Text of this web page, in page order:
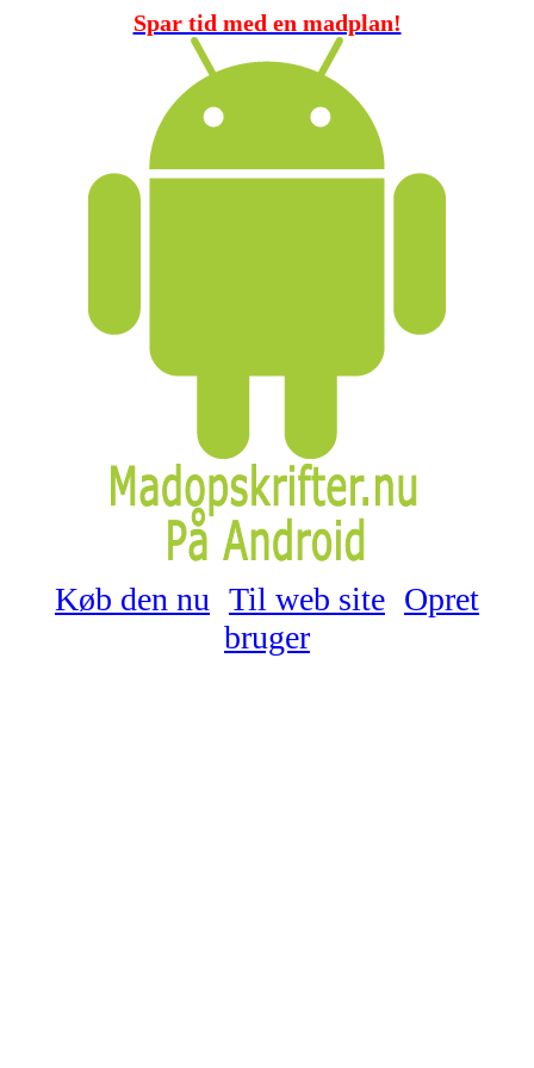
Spar tid med en madplan!
Køb den nu Til web site Opret
bruger